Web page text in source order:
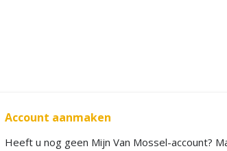
Account aanmaken
Heeft u nog geen Mijn Van Mossel-account?